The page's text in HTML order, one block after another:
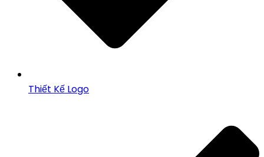
Thiết Kế Logo